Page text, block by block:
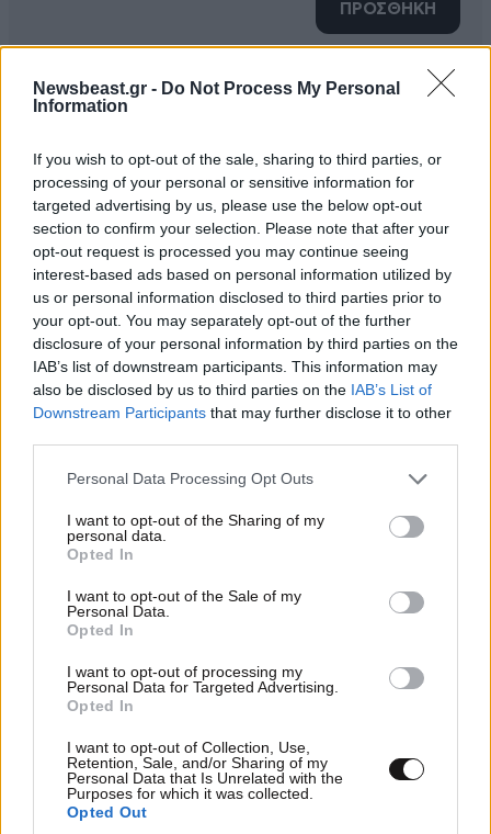
Newsbeast.gr - Do Not Process My Personal
Information
If you wish to opt-out of the sale, sharing to third parties, or
processing of your personal or sensitive information for
targeted advertising by us, please use the below opt-out
section to confirm your selection. Please note that after your
opt-out request is processed you may continue seeing
interest-based ads based on personal information utilized by
us or personal information disclosed to third parties prior to
your opt-out. You may separately opt-out of the further
disclosure of your personal information by third parties on the
IAB’s list of downstream participants. This information may
also be disclosed by us to third parties on the IAB’s List of
Downstream Participants that may further disclose it to other
Please note that this website/app uses one or more Google
not limited to your visit or usage behaviour. You may click to
grant or deny consent to Google and its third-party tags to
use your data for below specified purposes in below Google
consent section.
Personal Data Processing Opt Outs
I want to opt-out of the Sharing of my
personal data.
Opted In
I want to opt-out of the Sale of my
Personal Data.
Opted In
I want to opt-out of processing my
Personal Data for Targeted Advertising.
Opted In
I want to opt-out of Collection, Use,
Retention, Sale, and/or Sharing of my
Personal Data that Is Unrelated with the
Purposes for which it was collected.
Opted Out
ΠΡΟΣΘΗΚΗ
Το πελατολόγιο της
αεροπορικής
προφανώς είναι και μουσουλμάνοι πολλοί όπως κ ο
πιλότος πολύ πιθανό. Οπότε μη μας παραμυθιάζεται
με ηθικές κ τα ρέστα.
Απαντήστε 0
[...] θέλουν να κυκλοφορούν γυμνές και δεν
λογαριαζουν κανεναν
ΠΕΡΙΣΣΟΤΕΡΑ ΣΧΟΛΙΑ
TRENDING